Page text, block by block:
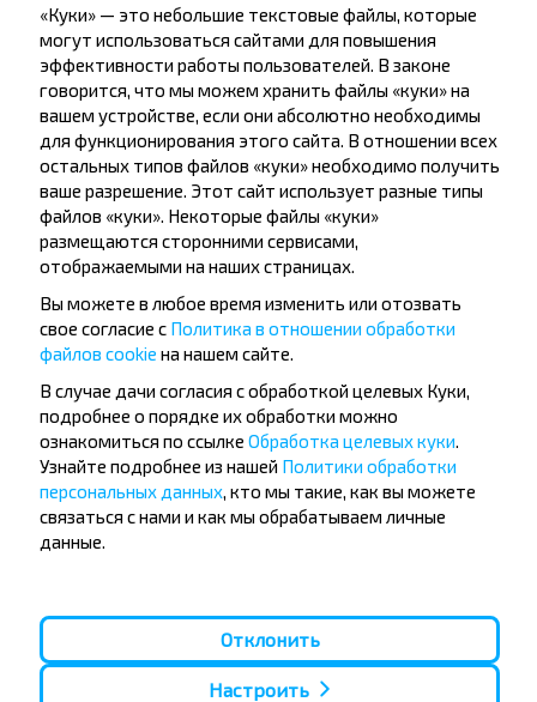
путешествуй с нами дешевле!
Подписаться
Вопрос - Ответ
Как можно купить билеты на рейс
Каменюки, Каменецкий р-н
БРЕСТСКАЯ ОБЛ.-Беловежская Пуща
(Каменецкий р-н)?
ограничения на поездку?
«Куки» — это небольшие текстовые файлы, которые
могут использоваться сайтами для повышения
эффективности работы пользователей. В законе
говорится, что мы можем хранить файлы «куки» на
вашем устройстве, если они абсолютно необходимы
для функционирования этого сайта. В отношении всех
остальных типов файлов «куки» необходимо получить
ваше разрешение. Этот сайт использует разные типы
файлов «куки». Некоторые файлы «куки»
размещаются сторонними сервисами,
отображаемыми на наших страницах.
Вы можете в любое время изменить или отозвать
свое согласие с Политика в отношении обработки
файлов cookie на нашем сайте.
В случае дачи согласия с обработкой целевых Куки,
подробнее о порядке их обработки можно
ознакомиться по ссылке Обработка целевых куки.
Узнайте подробнее из нашей Политики обработки
персональных данных, кто мы такие, как вы можете
связаться с нами и как мы обрабатываем личные
данные.
Отклонить
Настроить